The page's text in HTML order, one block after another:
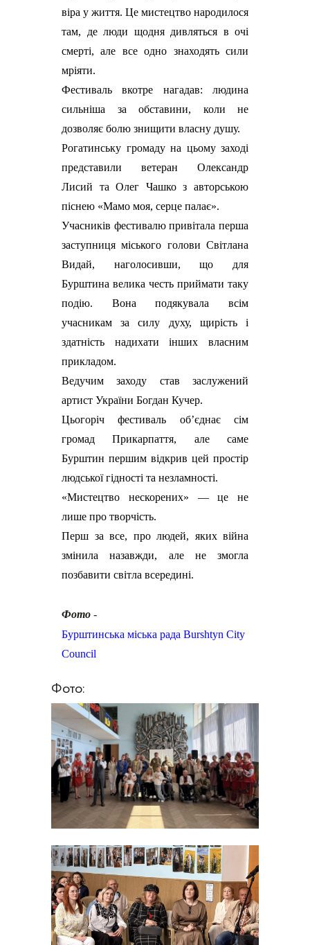
віра у життя. Це мистецтво народилося
там, де люди щодня дивляться в очі
смерті, але все одно знаходять сили
мріяти.
Фестиваль вкотре нагадав: людина
сильніша за обставини, коли не
дозволяє болю знищити власну душу.
Рогатинську громаду на цьому заході
представили ветеран Олександр
Лисий та Олег Чашко з авторською
піснею «Мамо моя, серце палає».
Учасників фестивалю привітала перша
заступниця міського голови Світлана
Видай, наголосивши, що для
Бурштина велика честь приймати таку
подію. Вона подякувала всім
учасникам за силу духу, щирість і
здатність надихати інших власним
прикладом.
Ведучим заходу став заслужений
артист України Богдан Кучер.
Цьогоріч фестиваль об’єднає сім
громад Прикарпаття, але саме
Бурштин першим відкрив цей простір
людської гідності та незламності.
«Мистецтво нескорених» — це не
лише про творчість.
Перш за все, про людей, яких війна
змінила назавжди, але не змогла
позбавити світла всередині.
Фото -
Бурштинська міська рада Burshtyn City
Council
Фото: